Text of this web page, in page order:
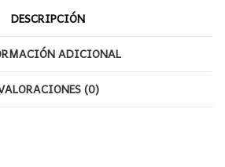
DESCRIPCIÓN
ADICIONAL
(0)